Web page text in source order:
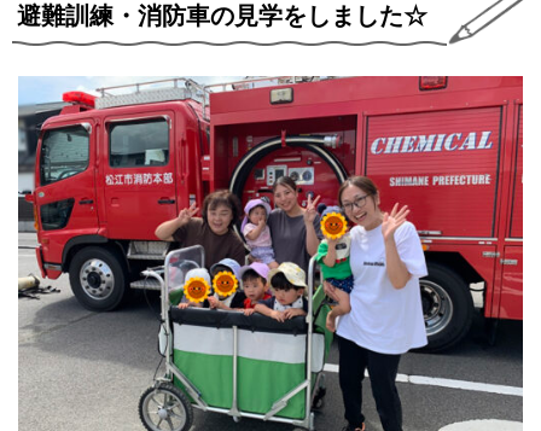
避難訓練・消防車の見学をしました☆